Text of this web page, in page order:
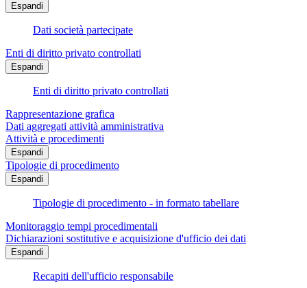
Espandi
Dati società partecipate
Enti di diritto privato controllati
Espandi
Enti di diritto privato controllati
Rappresentazione grafica
Dati aggregati attività amministrativa
Attività e procedimenti
Espandi
Tipologie di procedimento
Espandi
Tipologie di procedimento - in formato tabellare
Monitoraggio tempi procedimentali
Dichiarazioni sostitutive e acquisizione d'ufficio dei dati
Espandi
Recapiti dell'ufficio responsabile